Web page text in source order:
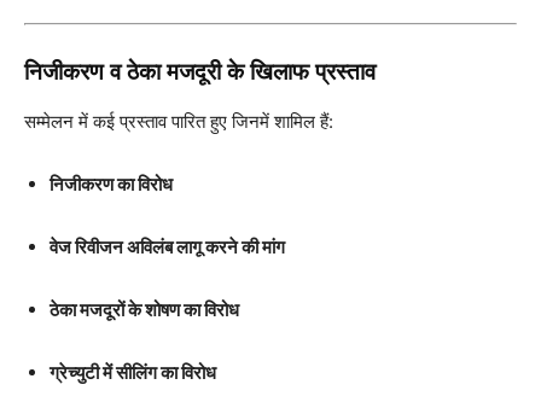
निजीकरण व ठेका मजदूरी के खिलाफ प्रस्ताव
सम्मेलन में कई प्रस्ताव पारित हुए जिनमें शामिल हैं:
निजीकरण का विरोध
वेज रिवीजन अविलंब लागू करने की मांग
ठेका मजदूरों के शोषण का विरोध
ग्रेच्युटी में सीलिंग का विरोध